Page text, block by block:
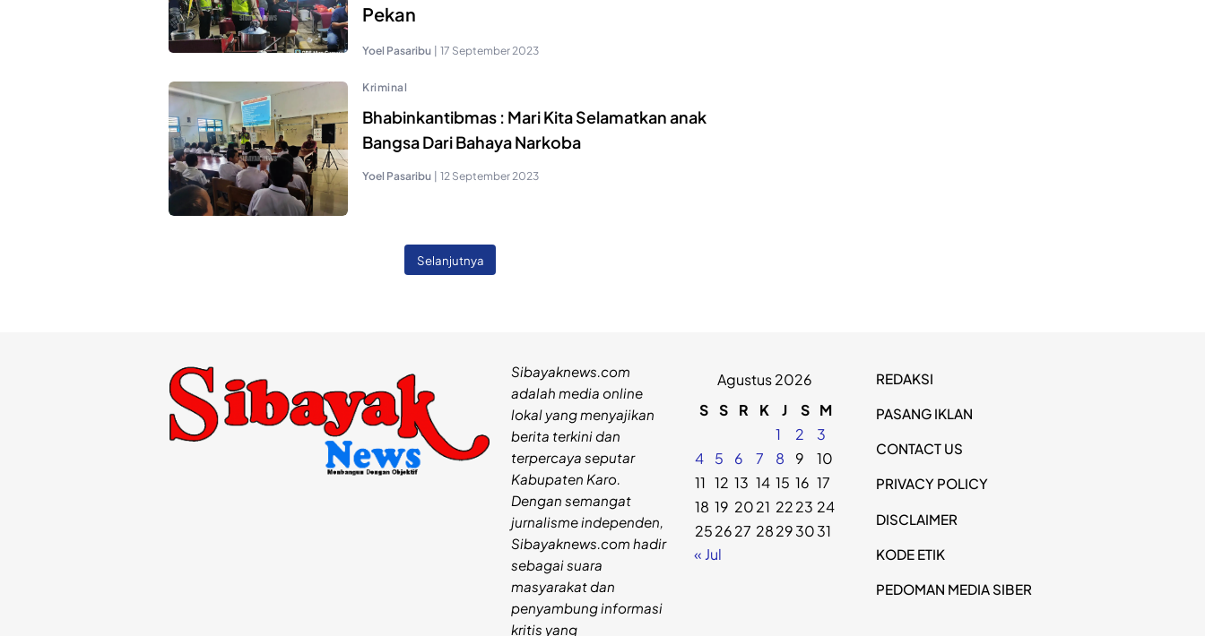
Pekan
Yoel Pasaribu 17 September 2023
Kriminal
Bhabinkantibmas : Mari Kita Selamatkan anak
Bangsa Dari Bahaya Narkoba
Yoel Pasaribu 12 September 2023
Selanjutnya
Sibayaknews.com
adalah media online
lokal yang menyajikan
berita terkini dan
terpercaya seputar
Kabupaten Karo.
Dengan semangat
jurnalisme independen,
Sibayaknews.com hadir
sebagai suara
masyarakat dan
penyambung informasi
kritis yang
Agustus 2026
S S R K J S M
1
2
3
4
5 6 7 8 9
10
11 12 13 14 15 16 17
18 19 2021 2223 24
252627 28293031
« Jul
REDAKSI
PASANG IKLAN
CONTACT US
PRIVACY POLICY
DISCLAIMER
KODE ETIK
PEDOMAN MEDIA SIBER